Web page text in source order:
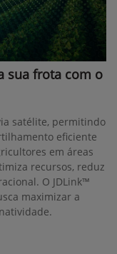
sua frota com o
satélite, permitindo
eficiente
em áreas
recursos, reduz
O JDLink™
maximizar a